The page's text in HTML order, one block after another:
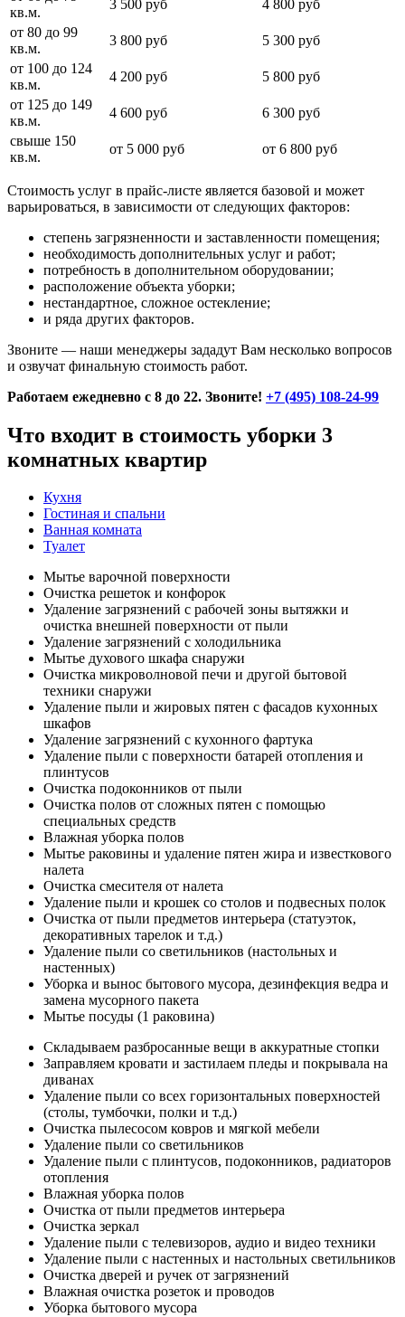
кв.м.
3 500 руб
4 800 руб
от 80 до 99
кв.м.
3 800 руб
5 300 руб
от 100 до 124
кв.м.
4 200 руб
5 800 руб
от 125 до 149
кв.м.
4 600 руб
6 300 руб
свыше 150
кв.м.
от 5 000 руб от 6 800 руб
Стоимость услуг в прайс-листе является базовой и может
варьироваться, в зависимости от следующих факторов:
степень загрязненности и заставленности помещения;
необходимость дополнительных услуг и работ;
потребность в дополнительном оборудовании;
расположение объекта уборки;
нестандартное, сложное остекление;
и ряда других факторов.
Звоните — наши менеджеры зададут Вам несколько вопросов
и озвучат финальную стоимость работ.
Работаем ежедневно с 8 до 22. Звоните! +7 (495) 108-24-99
Что входит в стоимость уборки 3
комнатных квартир
Кухня
Гостиная и спальни
Ванная комната
Туалет
Мытье варочной поверхности
Очистка решеток и конфорок
Удаление загрязнений с рабочей зоны вытяжки и
очистка внешней поверхности от пыли
Удаление загрязнений с холодильника
Мытье духового шкафа снаружи
Очистка микроволновой печи и другой бытовой
техники снаружи
Удаление пыли и жировых пятен с фасадов кухонных
шкафов
Удаление загрязнений с кухонного фартука
Удаление пыли с поверхности батарей отопления и
плинтусов
Очистка подоконников от пыли
Очистка полов от сложных пятен с помощью
специальных средств
Влажная уборка полов
Мытье раковины и удаление пятен жира и известкового
налета
Очистка смесителя от налета
Удаление пыли и крошек со столов и подвесных полок
Очистка от пыли предметов интерьера (статуэток,
декоративных тарелок и т.д.)
Удаление пыли со светильников (настольных и
настенных)
Уборка и вынос бытового мусора, дезинфекция ведра и
замена мусорного пакета
Мытье посуды (1 раковина)
Складываем разбросанные вещи в аккуратные стопки
Заправляем кровати и застилаем пледы и покрывала на
диванах
Удаление пыли со всех горизонтальных поверхностей
(столы, тумбочки, полки и т.д.)
Очистка пылесосом ковров и мягкой мебели
Удаление пыли со светильников
Удаление пыли с плинтусов, подоконников, радиаторов
отопления
Влажная уборка полов
Очистка от пыли предметов интерьера
Очистка зеркал
Удаление пыли с телевизоров, аудио и видео техники
Удаление пыли с настенных и настольных светильников
Очистка дверей и ручек от загрязнений
Влажная очистка розеток и проводов
Уборка бытового мусора